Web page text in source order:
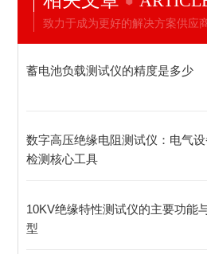
致力于成为更好的解决方案供应
蓄电池负载测试仪的精度是多少
数字高压绝缘电阻测试仪：电气
检测核心工具
10KV绝缘特性测试仪的主要功能
型